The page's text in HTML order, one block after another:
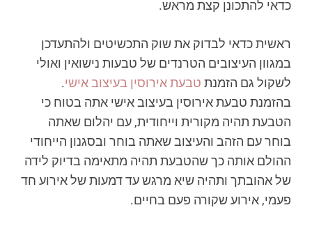
כדאי להתכונן קצת מראש.
ראשית כדאי לבדוק את שוק התכשיטים ולהתעדכן
במגוון העיצובים הטרנדים של טבעות נישואין ואולי
לשקול גם הזמנת טבעת אירוסין בעיצוב אישי.
בהזמנת טבעת אירוסין בעיצוב אישי אתה בטוח כי
הטבעת תהיה מקורית וייחודית, עם יהלום שאתה
בוחר עם הזהב והעיצוב שאתה בוחר ובסגנון הייחודי
ההולם אותה כך שהטבעת תהיה מתאימה בדיוק לידה
של אהובתך ותהיה שיא מרגש עד דמעות של אירוע חד
פעמי, אירוע שקורה פעם בחיים.